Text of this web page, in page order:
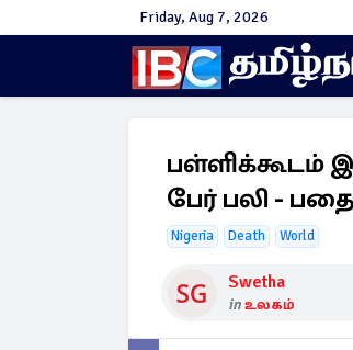
Friday, Aug 7, 2026
பள்ளிக்கூடம்
பேர் பலி -
Nigeria Death World
Swetha
inஉலகம்